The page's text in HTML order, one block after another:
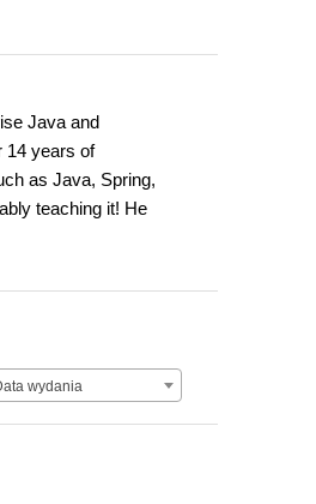
Java and
14 years of
as Java, Spring,
teaching it! He
wydania
wydania